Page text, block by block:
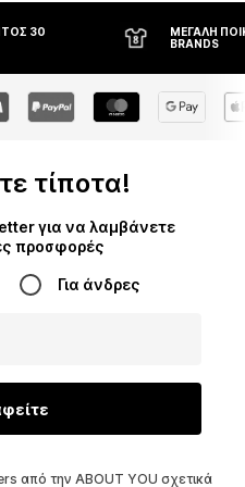
30
ΜΕΓΆΛΗ
BRANDS
τίποτα!
για να λαμβάνετε
προσφορές
Για άνδρες
από την ABOUT YOU σχετικά